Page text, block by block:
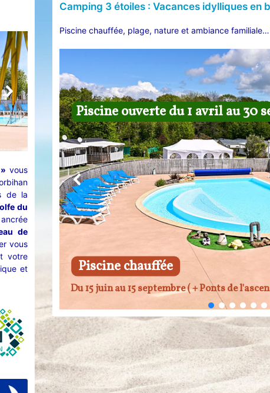
vous
de la
du
de
vous
votre
et
Camping 3 étoiles : Vacances idylliques en
Piscine chauffée, plage, nature et ambiance
Du 15 juin au 15 septembre ( + Ponts de
Piscine chauffée
Piscine ouverte du 1 avril au 30